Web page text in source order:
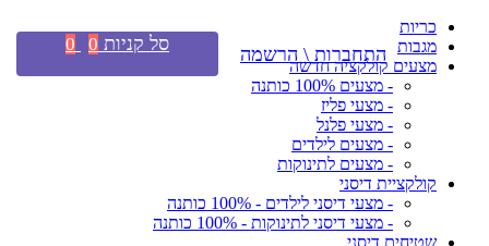
כריות
מגבות
מצעים קולקציה חדשה
- מצעים 100% כותנה
- מצעי פליז
- מצעי פלנל
- מצעים לילדים
- מצעים לתינוקות
קולקציית דיסני
- מצעי דיסני לילדים - 100% כותנה
- מצעי דיסני לתינוקות - 100% כותנה
שטיחים דיסני
התחברות \ הרשמה סל קניות 0
0